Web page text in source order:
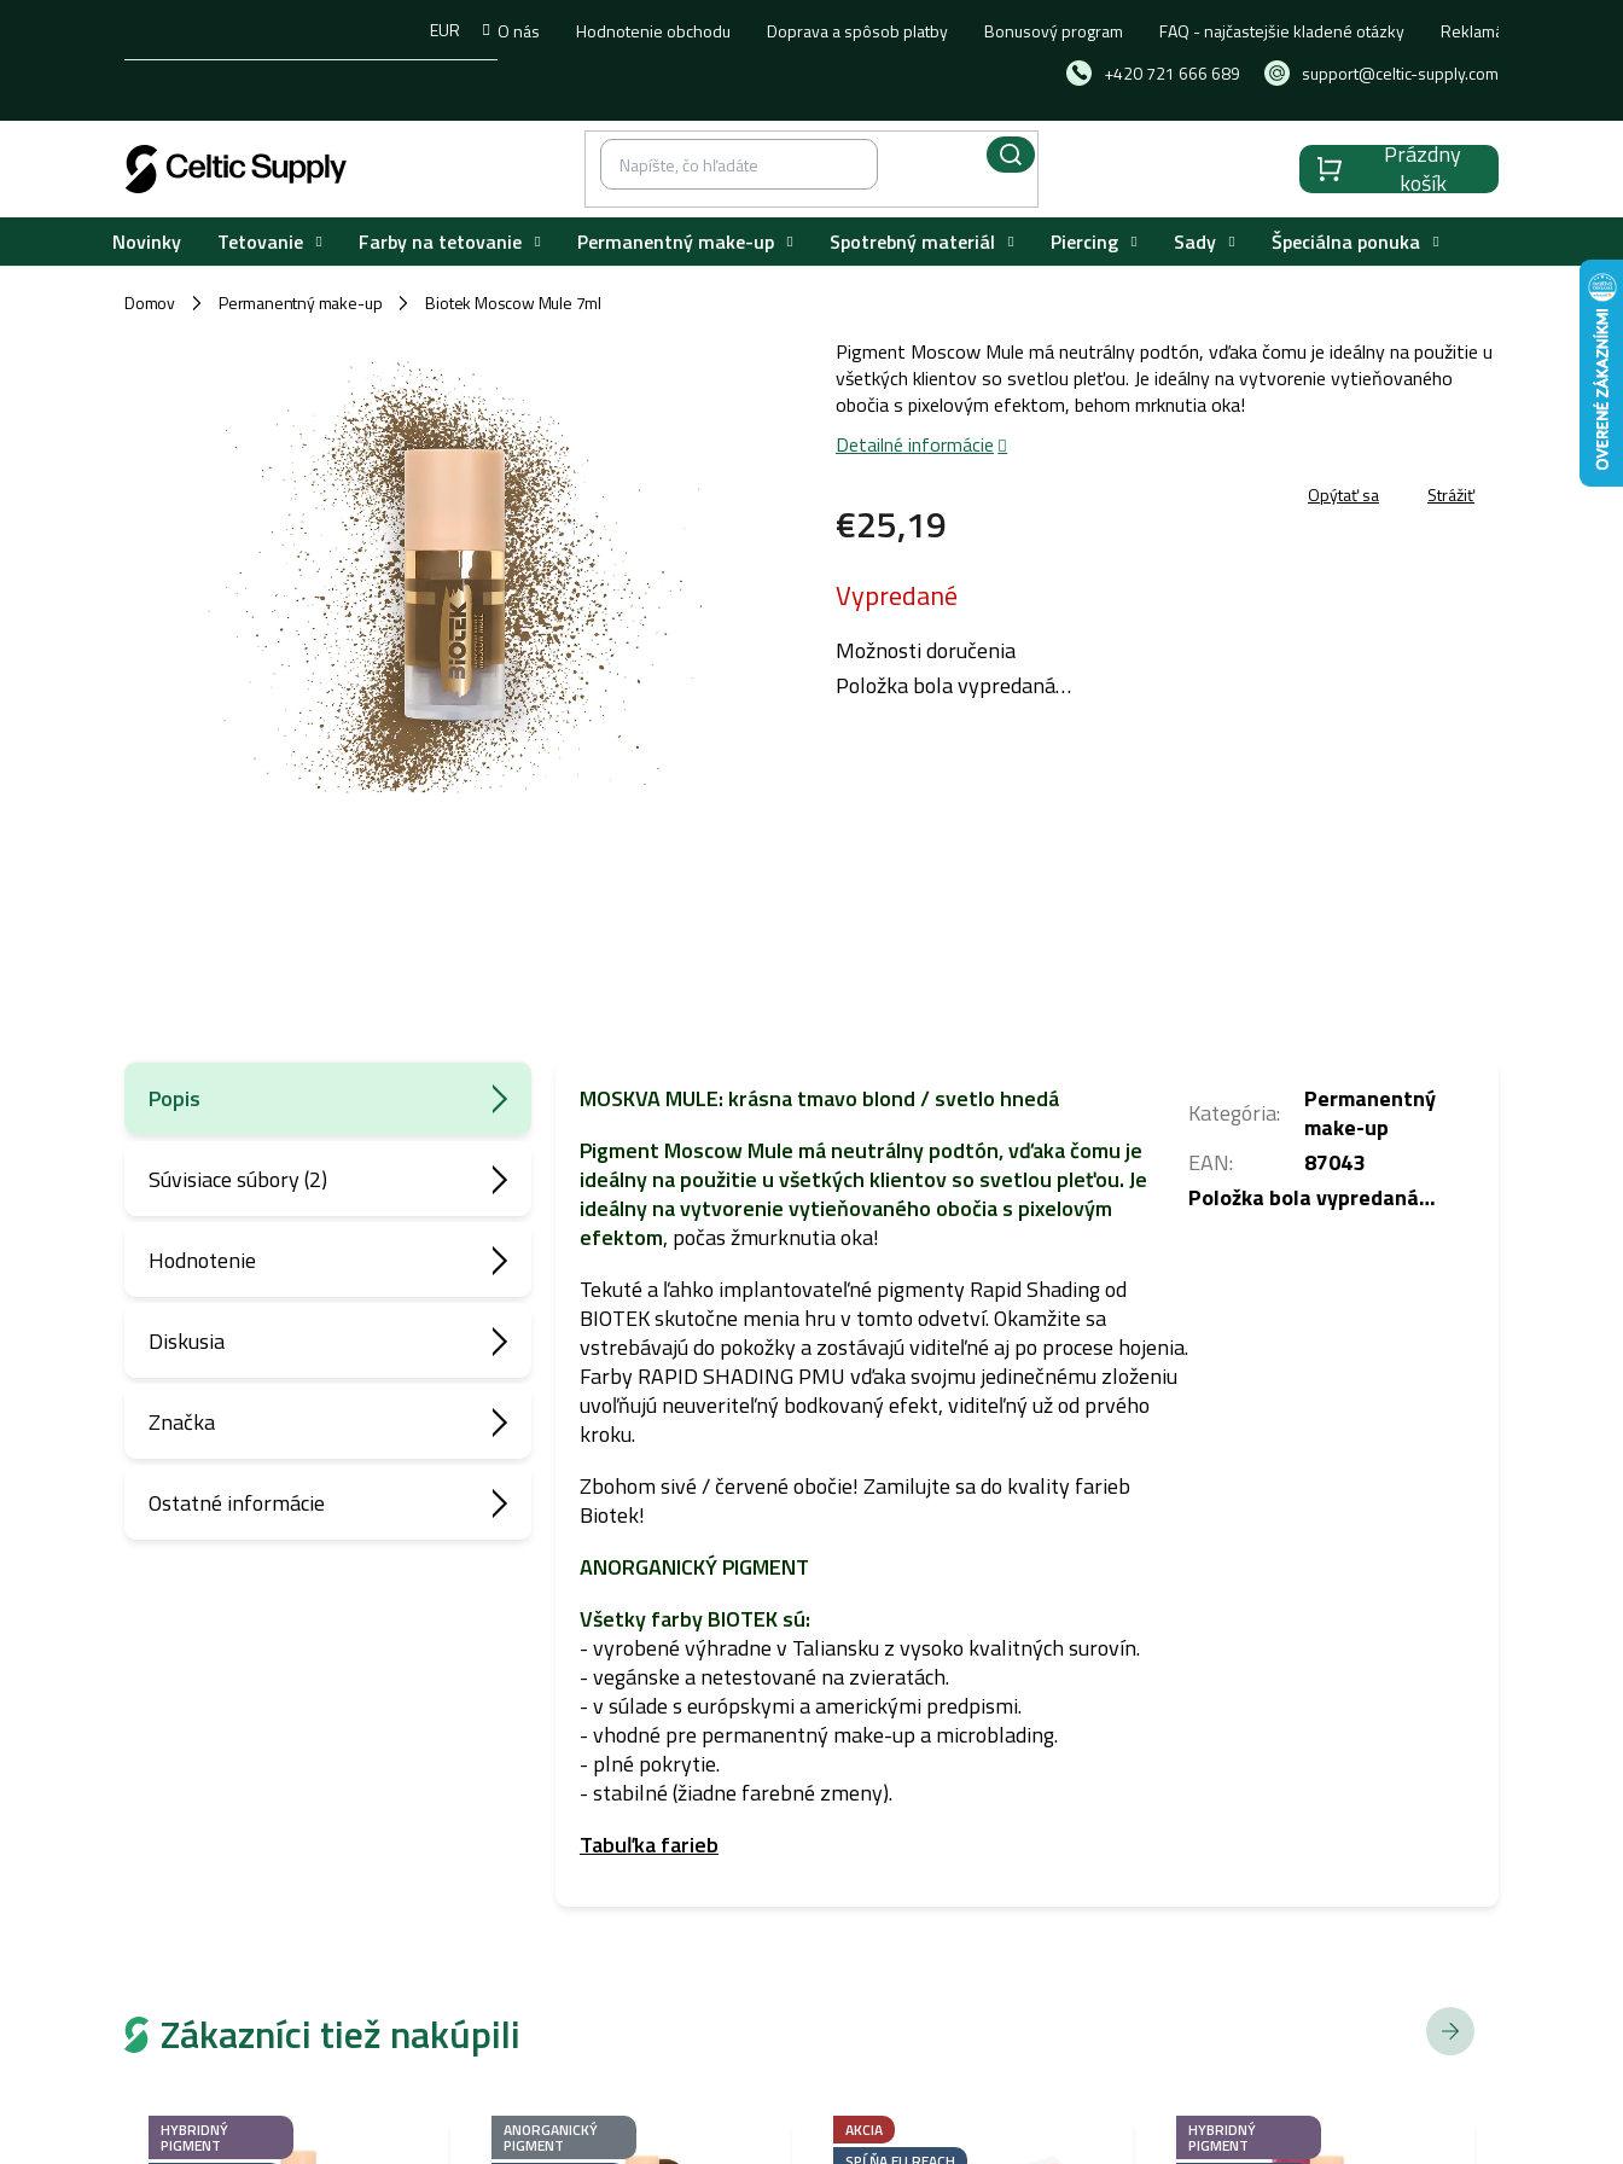
+420 721 666 689 support@celtic-supply.com
O nás Hodnotenie obchodu Doprava a spôsob platby Bonusový program FAQ - najčastejšie kladené otázky Reklamácia, výmena
EUR
Nákupný
košík
Prázdny
košík
Novinky Tetovanie Farby na tetovanie Permanentný make-up Spotrebný materiál Piercing Sady Špeciálna ponuka
Domov / Permanentný make-up / Biotek Moscow Mule 7ml
€25,19
cena:
Vypredané
Možnosti doručenia
Položka bola vypredaná…
Pigment Moscow Mule má neutrálny podtón, vďaka čomu je ideálny na použitie u
všetkých klientov so svetlou pleťou. Je ideálny na vytvorenie vytieňovaného
obočia s pixelovým efektom, behom mrknutia oka!
Detailné informácie
Opýtať sa Strážiť
Popis
Súvisiace súbory (2)
Hodnotenie
Diskusia
Značka
Ostatné informácie
MOSKVA MULE: krásna tmavo blond / svetlo hnedá
Pigment Moscow Mule má neutrálny podtón, vďaka čomu je
ideálny na použitie u všetkých klientov so svetlou pleťou. Je
ideálny na vytvorenie vytieňovaného obočia s pixelovým
efektom, počas žmurknutia oka!
Tekuté a ľahko implantovateľné pigmenty Rapid Shading od
BIOTEK skutočne menia hru v tomto odvetví. Okamžite sa
vstrebávajú do pokožky a zostávajú viditeľné aj po procese hojenia.
Farby RAPID SHADING PMU vďaka svojmu jedinečnému zloženiu
uvoľňujú neuveriteľný bodkovaný efekt, viditeľný už od prvého
kroku.
Zbohom sivé / červené obočie! Zamilujte sa do kvality farieb
Biotek!
ANORGANICKÝ PIGMENT
Všetky farby BIOTEK sú:
- vyrobené výhradne v Taliansku z vysoko kvalitných surovín.
- vegánske a netestované na zvieratách.
- v súlade s európskymi a americkými predpismi.
- vhodné pre permanentný make-up a microblading.
- plné pokrytie.
- stabilné (žiadne farebné zmeny).
Tabuľka farieb
Kategória:
Permanentný
make-up
EAN:
87043
Položka bola vypredaná…
Zákazníci tiež nakúpili
HYBRIDNÝ
PIGMENT
ANORGANICKÝ
PIGMENT
AKCIA
HYBRIDNÝ
PIGMENT